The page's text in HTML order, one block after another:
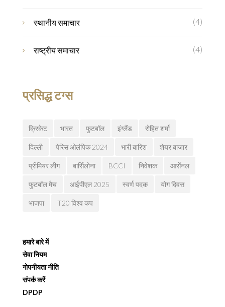
स्थानीय समाचार (4)
राष्ट्रीय समाचार (4)
प्रसिद्ध टग्स
क्रिकेट भारत फुटबॉल इंग्लैंड रोहित शर्मा
दिल्ली पेरिस ओलंपिक 2024 भारी बारिश शेयर बाजार
प्रीमियर लीग बार्सिलोना BCCI निवेशक आर्सेनल
फुटबॉल मैच आईपीएल 2025 स्वर्ण पदक योग दिवस
भाजपा T20 विश्व कप
हमारे बारे में
सेवा नियम
गोपनीयता नीति
संपर्क करें
DPDP